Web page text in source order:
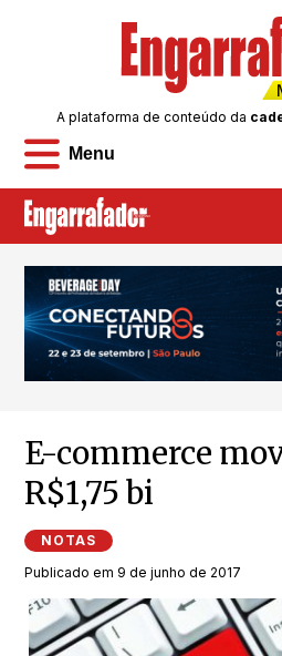
Menu
A plataforma de conteúdo da
E-commerce
R$1,75 bi
NOTAS
Publicado em 9 de junho de 2017